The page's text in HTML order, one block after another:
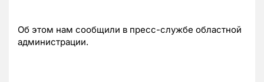
Об этом нам сообщили в пресс-службе областной
администрации.